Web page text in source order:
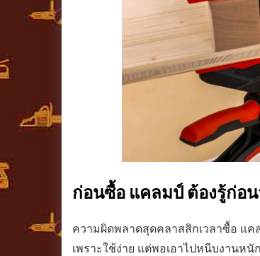
ก่อนซื้อ แคลมป์ ต้องรู้ก่อน
ความผิดพลาดสุดคลาสสิกเวลาซื้อ แค
เพราะใช้ง่าย แต่พอเอาไปหนีบงานห